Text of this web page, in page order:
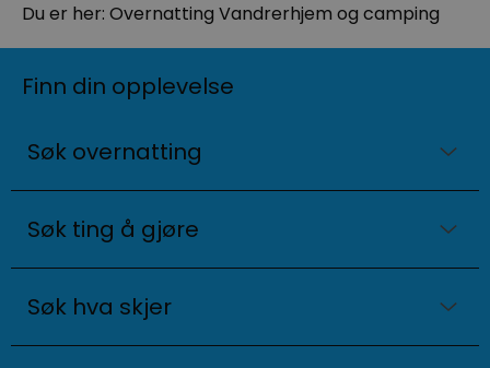
Du er her: Overnatting Vandrerhjem og camping
Finn din opplevelse
Søk overnatting
Søk ting å gjøre
Søk hva skjer